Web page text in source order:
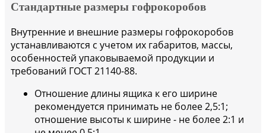
Стандартные размеры гофрокоробов
Внутренние и внешние размеры гофрокоробов
устанавливаются с учетом их габаритов, массы,
особенностей упаковываемой продукции и
требований ГОСТ 21140-88.
Отношение длины ящика к его ширине
рекомендуется принимать не более 2,5:1;
отношение высоты к ширине - не более 2:1 и